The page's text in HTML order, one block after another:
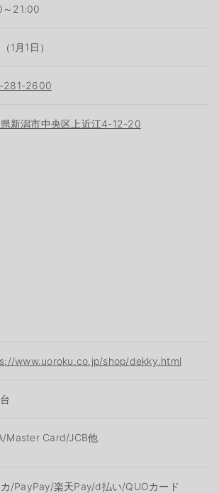
21:00
1月1日）
281-2600
新潟市中央区上近江4-12-20
www.uoroku.co.jp/shop/dekky.html
Master Card/JCB他
/PayPay/楽天Pay/d払い/QUOカード